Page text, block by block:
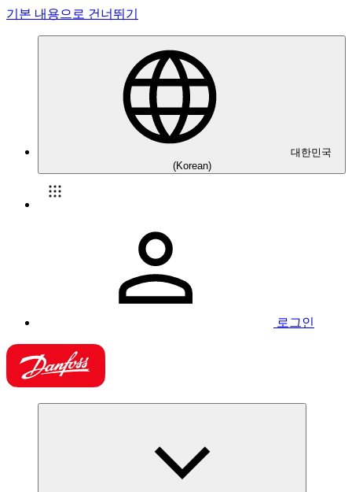
기본 내용으로 건너뛰기
대한민국
(Korean)
로그인